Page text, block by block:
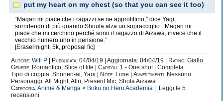
put my heart on my chest (so that you can see it too)
“Magari mi piace che i ragazzi se ne approfittino,” dice Yagi,
sorridendo di più quando Shouta alza un sopracciglio. “Magari mi
piace che mi cerchino perché sono il ragazzo di Aizawa, invece che il
vecchio numero uno in pensione.”
[Erasermight, 5k, proposal fic]
Autore: Will P Pubblicata: 04/04/19 | Aggiornata: 04/04/19 | Rating: Giallo
Genere: Romantico, Slice of life | Capitoli: 1 - One shot | Completa
Tipo di coppia: Shonen-ai, Yaoi |
Note: Lime | Avvertimenti: Nessuno
Personaggi: All Might, Altri, Present Mic, Shōta Aizawa
Categoria:Anime & Manga > Boku no Hero Academia | Leggi le 5
recensioni